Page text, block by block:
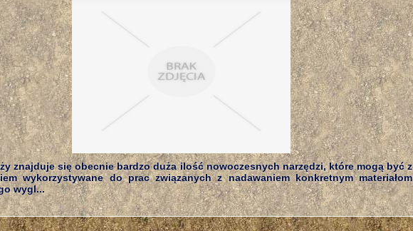
znajduje się obecnie bardzo duża ilość nowoczesnych narzędzi, które mogą być z
wykorzystywane do prac związanych z nadawaniem konkretnym materiałom
wygl...